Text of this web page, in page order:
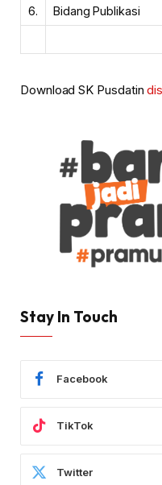
6. Bidang Publikasi
Download SK Pusdatin
Stay In Touch
Facebook
TikTok
Twitter